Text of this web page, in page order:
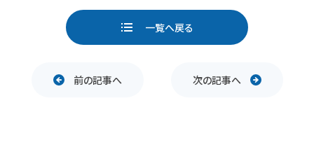
ページ送り 一覧へ戻る
前の記事へ 次の記事へ